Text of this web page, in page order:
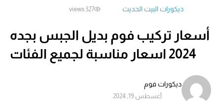
ديكورات البيت الحديث 327 views
أسعار تركيب فوم بديل الجبس بجده
2024 اسعار مناسبة لجميع الفئات
ديكورات فوم
أغسطس 19, 2024